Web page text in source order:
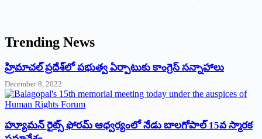
Trending News
‌హ్రిమాచల్‌ ‌ప్రదేశ్‌లో పభుత్వ ఏర్పాటుకు కాంగ్రెస్‌ ‌సన్నాహాలు
December 8, 2022
హ్యూమన్‌ రైట్స్‌ ఫోరమ్‌ ఆధ్వర్యంలో నేడు బాలగోపాల్‌ 15వ స్మారక